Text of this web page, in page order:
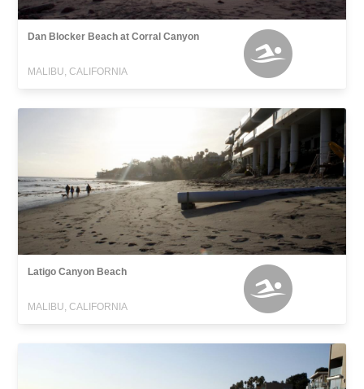
Dan Blocker Beach at Corral Canyon
MALIBU, CALIFORNIA
Latigo Canyon Beach
MALIBU, CALIFORNIA